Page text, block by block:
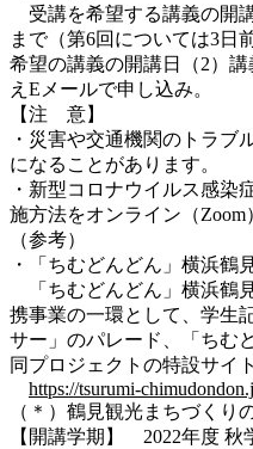
受講を希望する講義の開
まで（第6回については3日
希望の講義の開講日（2）
えEメールで申し込み。
【注 意】
・災害や交通機関のトラブ
になることがあります。
・新型コロナウイルス感染
施方法をオンライン（Zoom
（参考）
・「ちむどんどん」横浜鶴
「ちむどんどん」横浜鶴
携事業の一環として、学生
サー」のパレード、「ちむ
同プロジェクトの特設サイ
https://tsurumi-
（＊）鶴見観光まちづくり
【開講学期】 2022年度 秋